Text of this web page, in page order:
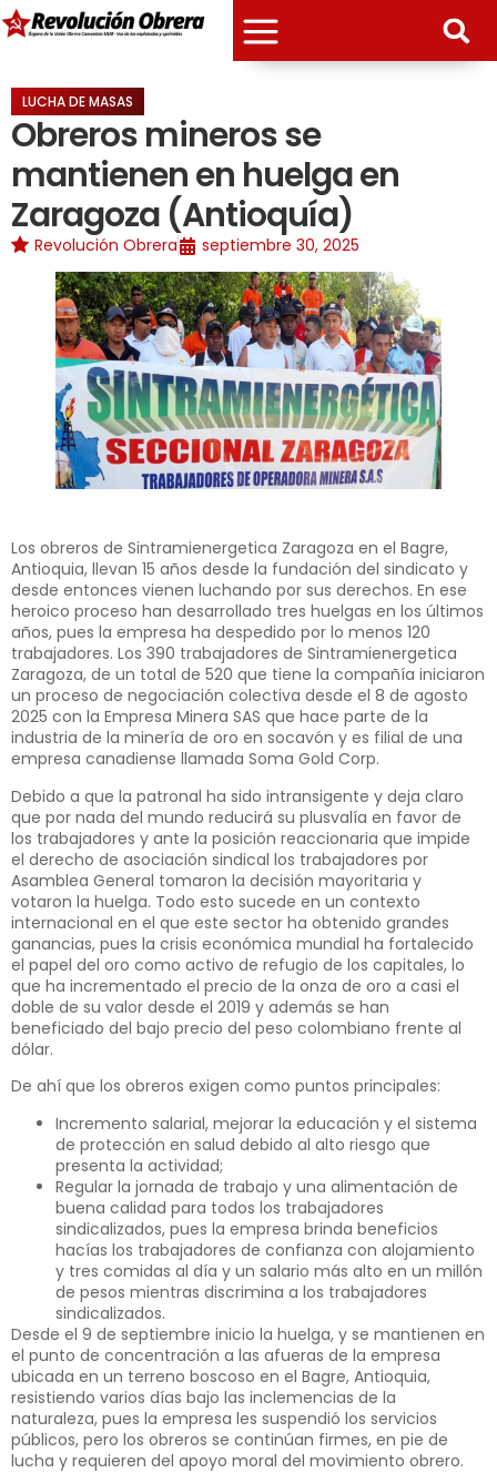
LUCHA DE MASAS
Obreros mineros se
mantienen en huelga en
Zaragoza (Antioquía)
Revolución Obrera septiembre 30, 2025
Los obreros de Sintramienergetica Zaragoza en el Bagre,
Antioquia, llevan 15 años desde la fundación del sindicato y
desde entonces vienen luchando por sus derechos. En ese
heroico proceso han desarrollado tres huelgas en los últimos
años, pues la empresa ha despedido por lo menos 120
trabajadores. Los 390 trabajadores de Sintramienergetica
Zaragoza, de un total de 520 que tiene la compañía iniciaron
un proceso de negociación colectiva desde el 8 de agosto
2025 con la Empresa Minera SAS que hace parte de la
industria de la minería de oro en socavón y es filial de una
empresa canadiense llamada Soma Gold Corp.
Debido a que la patronal ha sido intransigente y deja claro
que por nada del mundo reducirá su plusvalía en favor de
los trabajadores y ante la posición reaccionaria que impide
el derecho de asociación sindical los trabajadores por
Asamblea General tomaron la decisión mayoritaria y
votaron la huelga. Todo esto sucede en un contexto
internacional en el que este sector ha obtenido grandes
ganancias, pues la crisis económica mundial ha fortalecido
el papel del oro como activo de refugio de los capitales, lo
que ha incrementado el precio de la onza de oro a casi el
doble de su valor desde el 2019 y además se han
beneficiado del bajo precio del peso colombiano frente al
dólar.
De ahí que los obreros exigen como puntos principales:
Incremento salarial, mejorar la educación y el sistema
de protección en salud debido al alto riesgo que
presenta la actividad;
Regular la jornada de trabajo y una alimentación de
buena calidad para todos los trabajadores
sindicalizados, pues la empresa brinda beneficios
hacías los trabajadores de confianza con alojamiento
y tres comidas al día y un salario más alto en un millón
de pesos mientras discrimina a los trabajadores
sindicalizados.
Desde el 9 de septiembre inicio la huelga, y se mantienen en
el punto de concentración a las afueras de la empresa
ubicada en un terreno boscoso en el Bagre, Antioquia,
resistiendo varios días bajo las inclemencias de la
naturaleza, pues la empresa les suspendió los servicios
públicos, pero los obreros se continúan firmes, en pie de
lucha y requieren del apoyo moral del movimiento obrero.